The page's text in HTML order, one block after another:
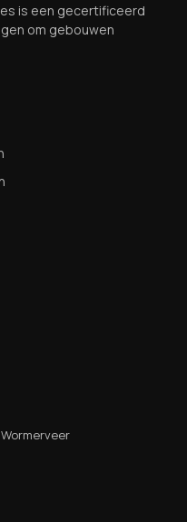
is een gecertificeerd
om gebouwen